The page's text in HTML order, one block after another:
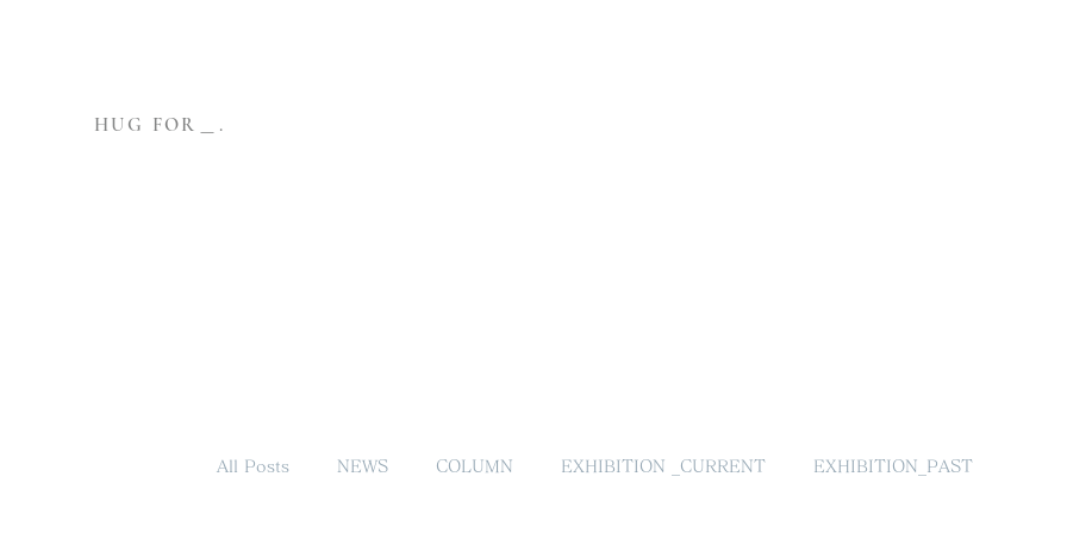
HUG FOR＿.
All Posts NEWS COLUMN EXHIBITION _CURRENT EXHIBITION_PAST